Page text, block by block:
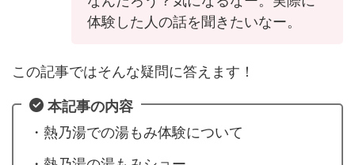
体験した人の話を聞きたいなー。
この記事ではそんな疑問に答えます！
本記事の内容
・熱乃湯での湯もみ体験について